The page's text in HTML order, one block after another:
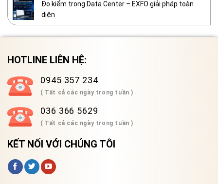
Đo kiểm trong Data Center – EXFO giải pháp toàn
diện
HOTLINE LIÊN HỆ:
0945 357 234
( Tất cả các ngày trong tuần )
036 366 5629
( Tất cả các ngày trong tuần )
KẾT NỐI VỚI CHÚNG TÔI